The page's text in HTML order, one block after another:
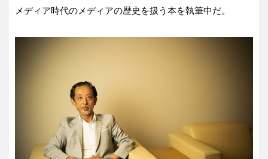
メディア時代のメディアの歴史を扱う本を執筆中だ。